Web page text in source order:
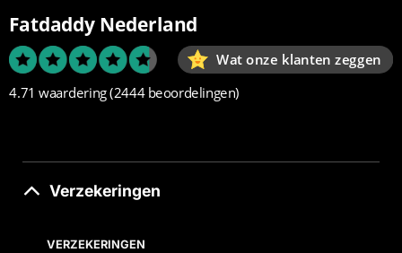
Fatdaddy Nederland
Wat onze klanten zeggen
4.71 waardering(2444 beoordelingen)
Verzekeringen
VERZEKERINGEN